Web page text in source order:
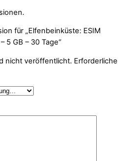
für „Elfenbeinküste: ESIM
5 GB – 30 Tage“
nicht veröffentlicht. Erforderliche